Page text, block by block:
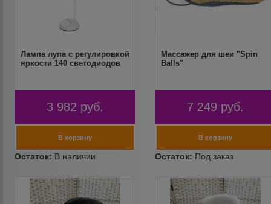
Лампа лупа с регулировкой
яркости 140 светодиодов
3 982 руб.
Массажер для шеи "Spin
Balls"
7 249 руб.